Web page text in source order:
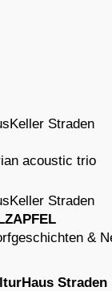
Straden
acoustic trio
Straden
&
Straden